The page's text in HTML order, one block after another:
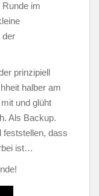
im
der
prinzipiell
halber am
und glüht
Als Backup.
feststellen, dass
ist…